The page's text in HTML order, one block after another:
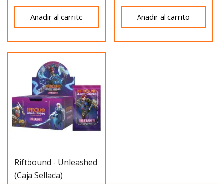
Añadir al carrito Añadir al carrito
Riftbound - Unleashed
(Caja Sellada)